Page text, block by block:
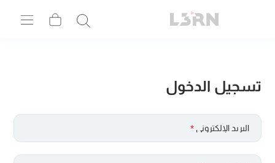
تسجيل الدخول
البريد الإلكتروني *